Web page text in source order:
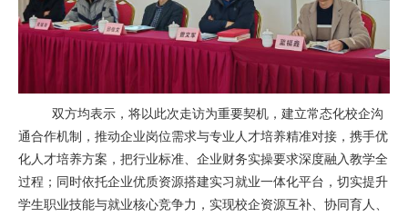
双方均表示，将以此次走访为重要契机，建立常态化校企沟
通合作机制，推动企业岗位需求与专业人才培养精准对接，携手优
化人才培养方案，把行业标准、企业财务实操要求深度融入教学全
过程；同时依托企业优质资源搭建实习就业一体化平台，切实提升
学生职业技能与就业核心竞争力，实现校企资源互补、协同育人、